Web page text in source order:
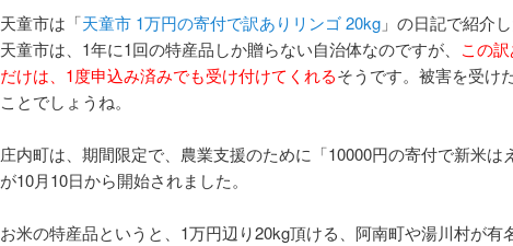
天童市は「天童市 1万円の寄付で訳ありリンゴ 20kg 」の日記で紹介
天童市は、1年に1回の特産品しか贈らない自治体なのですが、 この
だけは、1度申込み済みでも受け付けてくれるそうです。被害を受け
ことでしょうね。
庄内町は、期間限定で、農業支援のために「10000円の寄付で新米は
が10月10日から開始されました。
お米の特産品というと、1万円辺り20kg頂ける、阿南町や湯川村が有